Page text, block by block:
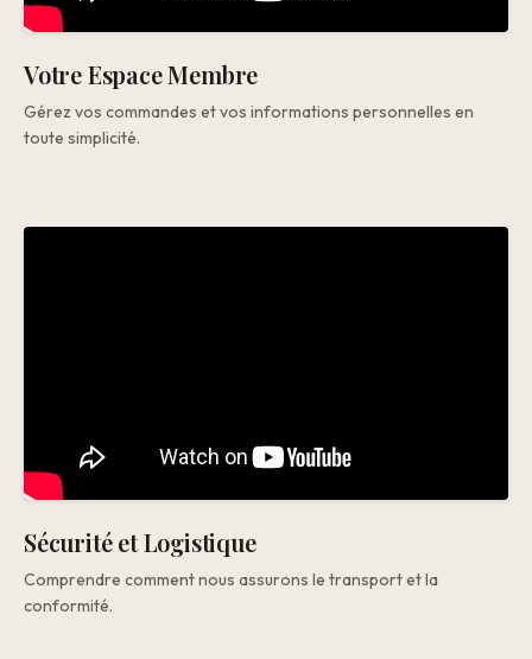
Votre Espace Membre
Gérez vos commandes et vos informations personnelles en
toute simplicité.
Sécurité et Logistique
Comprendre comment nous assurons le transport et la
conformité.